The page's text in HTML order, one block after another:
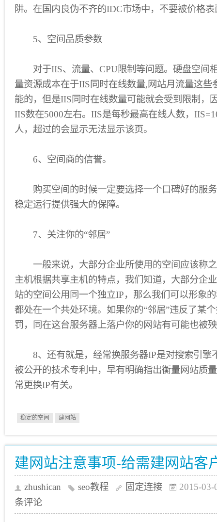
阱。在国内良伪不齐的IDC市场中，不要被价格
5、空间品质参数
对于IIS、流量、CPU限制等问题。硬盘空间
量资源成本在于IIS同时在线数量,网站月流量这些
能的，但是IIS同时在线数量可能就会受到限制，
IIS数在5000左右。IIS是每秒最高在线人数，
人，超过的会显示无法显示该页。
6、空间商的信誉。
购买空间的时候一定要选择一个口碑好的服务
稳定运行提供强大的保障。
7、关注你的“邻居”
一般来说，大部分企业所使用的空间应该称之
主机根据共享主机的特点，我们知道，大部分企
站的空间公用同一个独立IP，那么我们可以形象
都处在一个共处环境。如果你的“邻居”违反了某
罚，同在这台服务器上落户你的网站有可能也被
8、还有就是，经常换服务器IP是对搜索引擎
被公开的技术专利中，早有明确指出衡量网站质
常更换IP有关。
稳定的空间 建网站
建网站注意事项-给需建网站客
zhushican seo教程 固定连接
2015-03-
条评论